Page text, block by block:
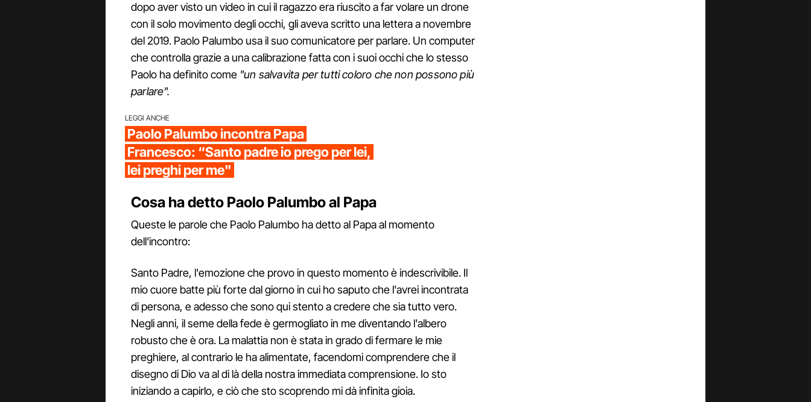
dopo aver visto un video in cui il ragazzo era riuscito a far volare un drone
con il solo movimento degli occhi, gli aveva scritto una lettera a novembre
del 2019. Paolo Palumbo usa il suo comunicatore per parlare. Un computer
che controlla grazie a una calibrazione fatta con i suoi occhi che lo stesso
Paolo ha definito come "un salvavita per tutti coloro che non possono più
parlare".
LEGGI ANCHE
Paolo Palumbo incontra Papa
Francesco: “Santo padre io prego per lei,
lei preghi per me"
Cosa ha detto Paolo Palumbo al Papa
Queste le parole che Paolo Palumbo ha detto al Papa al momento
dell'incontro:
Santo Padre, l'emozione che provo in questo momento è indescrivibile. Il
mio cuore batte più forte dal giorno in cui ho saputo che l'avrei incontrata
di persona, e adesso che sono qui stento a credere che sia tutto vero.
Negli anni, il seme della fede è germogliato in me diventando l'albero
robusto che è ora. La malattia non è stata in grado di fermare le mie
preghiere, al contrario le ha alimentate, facendomi comprendere che il
disegno di Dio va al di là della nostra immediata comprensione. Io sto
iniziando a capirlo, e ciò che sto scoprendo mi dà infinita gioia.